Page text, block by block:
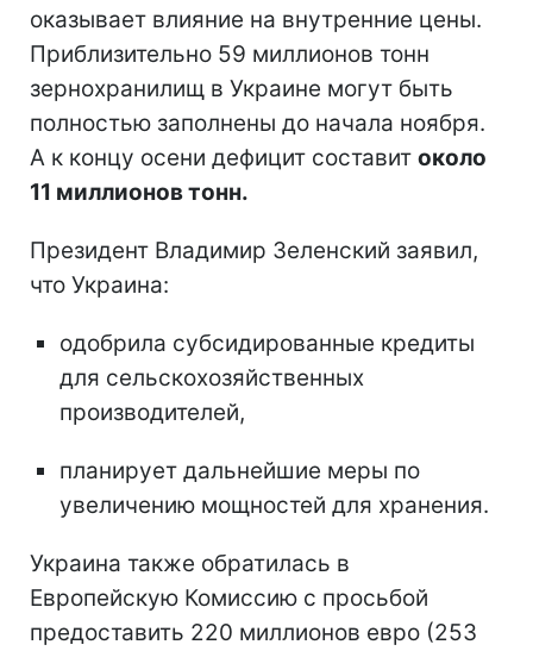
оказывает влияние на внутренние цены.
Приблизительно 59 миллионов тонн
зернохранилищ в Украине могут быть
полностью заполнены до начала ноября.
А к концу осени дефицит составит около
11 миллионов тонн.
Президент Владимир Зеленский заявил,
что Украина:
одобрила субсидированные кредиты
для сельскохозяйственных
производителей,
планирует дальнейшие меры по
увеличению мощностей для хранения.
Украина также обратилась в
Европейскую Комиссию с просьбой
предоставить 220 миллионов евро (253